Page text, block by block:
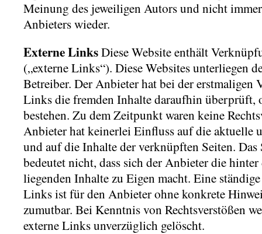
Meinung des jeweiligen Autors und nicht
Anbieters wieder.
Externe LinksDiese Website enthält
(„externe Links“). Diese Websites unterliegen
Betreiber. Der Anbieter hat bei der erstmaligen
Links die fremden Inhalte daraufhin überprüft,
bestehen. Zu dem Zeitpunkt waren keine
Anbieter hat keinerlei Einfluss auf die aktuelle
und auf die Inhalte der verknüpften Seiten.
bedeutet nicht, dass sich der Anbieter die
liegenden Inhalte zu Eigen macht. Eine
Links ist für den Anbieter ohne konkrete
zumutbar. Bei Kenntnis von Rechtsverstößen
externe Links unverzüglich gelöscht.